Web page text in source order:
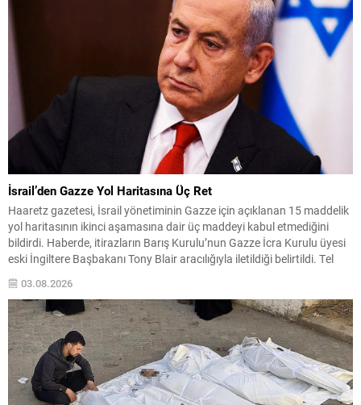
İsrail’den Gazze Yol Haritasına Üç Ret
Haaretz gazetesi, İsrail yönetiminin Gazze için açıklanan 15 maddelik
yol haritasının ikinci aşamasına dair üç maddeyi kabul etmediğini
bildirdi. Haberde, itirazların Barış Kurulu’nun Gazze İcra Kurulu üyesi
eski İngiltere Başbakanı Tony Blair aracılığıyla iletildiği belirtildi. Tel
saldırılarının tamamen durmasını kabul etmemesi oldu....
03.08.2026